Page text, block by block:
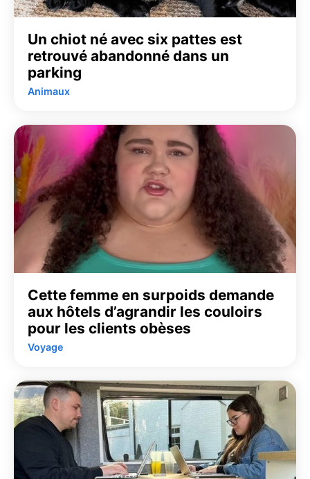
Un chiot né avec six pattes est
retrouvé abandonné dans un
parking
Animaux
Cette femme en surpoids demande
aux hôtels d’agrandir les couloirs
pour les clients obèses
Voyage